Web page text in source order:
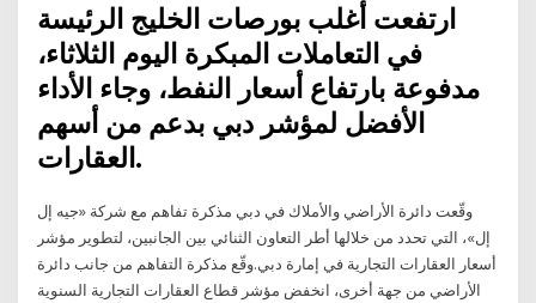
ارتفعت أغلب بورصات الخليج الرئيسة
في التعاملات المبكرة اليوم الثلاثاء،
مدفوعة بارتفاع أسعار النفط، وجاء الأداء
الأفضل لمؤشر دبي بدعم من أسهم
العقارات.
وقّعت دائرة الأراضي والأملاك في دبي مذكرة تفاهم مع شركة «جيه إل
إل»، التي تحدد من خلالها أطر التعاون الثنائي بين الجانبين، لتطوير مؤشر
أسعار العقارات التجارية في إمارة دبي.وقّع مذكرة التفاهم من جانب دائرة
الأراضي من جهة أخرى، انخفض مؤشر قطاع العقارات التجارية السنوية